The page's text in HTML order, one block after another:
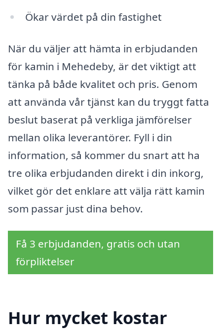
Ökar värdet på din fastighet
När du väljer att hämta in erbjudanden
för kamin i Mehedeby, är det viktigt att
tänka på både kvalitet och pris. Genom
att använda vår tjänst kan du tryggt fatta
beslut baserat på verkliga jämförelser
mellan olika leverantörer. Fyll i din
information, så kommer du snart att ha
tre olika erbjudanden direkt i din inkorg,
vilket gör det enklare att välja rätt kamin
som passar just dina behov.
Få 3 erbjudanden, gratis och utan
förpliktelser
Hur mycket kostar